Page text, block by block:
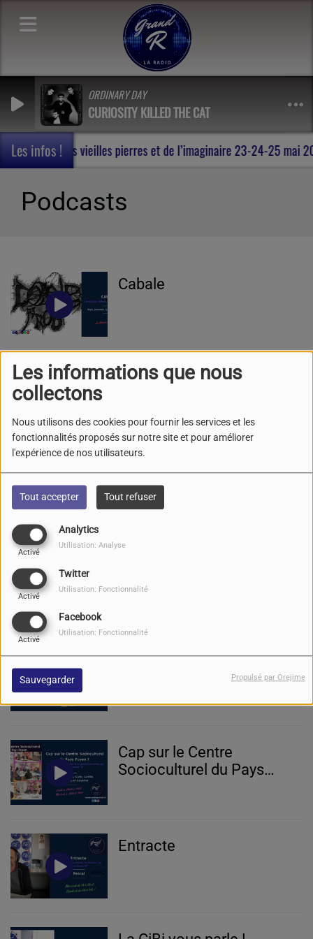
Les informations que nous
collectons
Nous utilisons des cookies pour fournir les services et les
fonctionnalités proposés sur notre site et pour améliorer
l'expérience de nos utilisateurs.
Tout accepter Tout refuser
Analytics
Activé
Utilisation: Analyse
Twitter
Activé
Utilisation: Fonctionnalité
Facebook
Activé
Utilisation: Fonctionnalité
Sauvegarder Propulsé par Orejime
ORDINARY DAY
CURIOSITY KILLED THE CAT
Les infos !
, au milieu des vieilles pierres et de l’imaginaire 23-24-25
Podcasts
Cabale
Parlèm Nostra Lenga
Le sport sur Radio Grand
"R"
Grand "R"
L'agenda de l'OT Quai
Cyrano à Bergerac
Cap sur le Centre
Socioculturel du Pays
Entracte